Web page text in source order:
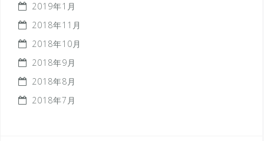
2019年1月
2018年11月
2018年10月
2018年9月
2018年8月
2018年7月